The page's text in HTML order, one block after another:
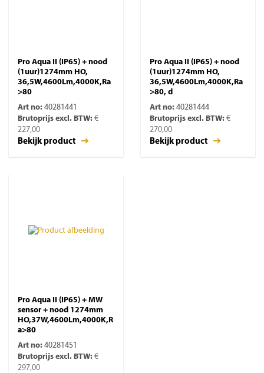
Pro Aqua II (IP65) + nood
(1uur)1274mm HO,
36,5W,4600Lm,4000K,Ra
>80
Art no: 40281441
Brutoprijs excl. BTW: €
227,00
Bekijk product
Pro Aqua II (IP65) + nood
(1uur)1274mm HO,
36,5W,4600Lm,4000K,Ra
>80, d
Art no: 40281444
Brutoprijs excl. BTW: €
270,00
Bekijk product
Pro Aqua II (IP65) + MW
sensor + nood 1274mm
HO,37W,4600Lm,4000K,R
a>80
Art no: 40281451
Brutoprijs excl. BTW: €
297,00